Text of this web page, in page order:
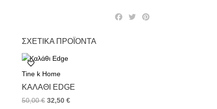
T
ΣΧΕΤΙΚΆ ΠΡΟΪΌΝΤΑ
Tine k Home
ΚΑΛΆΘΙ EDGE
50,00€ 32,50 €